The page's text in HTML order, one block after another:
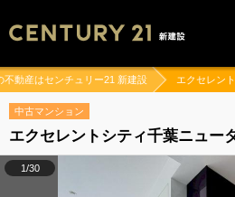
不動産はセンチュリー21 新建設 エクセレン
中古マンション
エクセレントシティ千葉ニュ
1/30